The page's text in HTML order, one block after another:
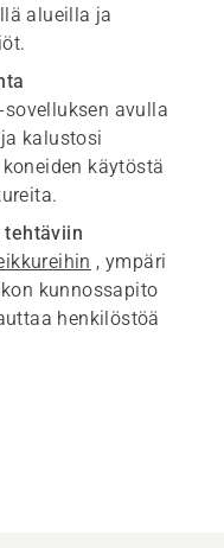
alueilla ja
-sovelluksen avulla
kalustosi
käytöstä
tehtäviin
, ympäri
kunnossapito
henkilöstöä